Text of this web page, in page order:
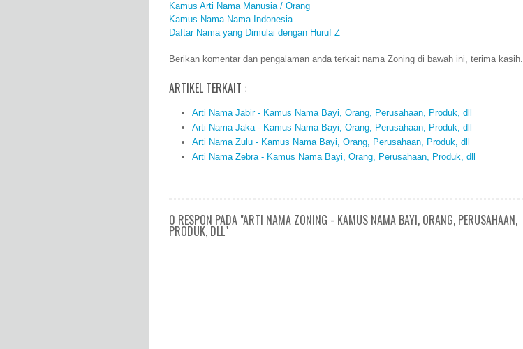
Kamus Arti Nama Manusia / Orang
Kamus Nama-Nama Indonesia
Daftar Nama yang Dimulai dengan Huruf Z
Berikan komentar dan pengalaman anda terkait nama Zoning di bawah ini, terima kasih.
ARTIKEL TERKAIT :
Arti Nama Jabir - Kamus Nama Bayi, Orang, Perusahaan, Produk, dll
Arti Nama Jaka - Kamus Nama Bayi, Orang, Perusahaan, Produk, dll
Arti Nama Zulu - Kamus Nama Bayi, Orang, Perusahaan, Produk, dll
Arti Nama Zebra - Kamus Nama Bayi, Orang, Perusahaan, Produk, dll
0 RESPON PADA "ARTI NAMA ZONING - KAMUS NAMA BAYI, ORANG, PERUSAHAAN,
PRODUK, DLL"